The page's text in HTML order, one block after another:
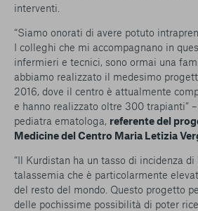
interventi.
“Siamo onorati di avere potuto
I colleghi che mi accompagnano in
infermieri e tecnici, sono ormai una
abbiamo realizzato il medesimo
2016, dove il centro è attualmente
e hanno realizzato oltre 300 trapianti”
pediatra ematologa, referente del
Medicine del Centro Maria Letizia
“Il Kurdistan ha un tasso di incidenza di
talassemia che è particolarmente
del resto del mondo. Questo progetto
delle pochissime possibilità di poter